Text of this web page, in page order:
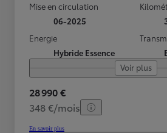
Mise en circulation
06-2025
Energie
Hybride Essence
Voir plus
28 990 €
348 €/mois
En savoir plus